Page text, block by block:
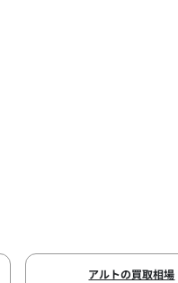
アルトの買取相場